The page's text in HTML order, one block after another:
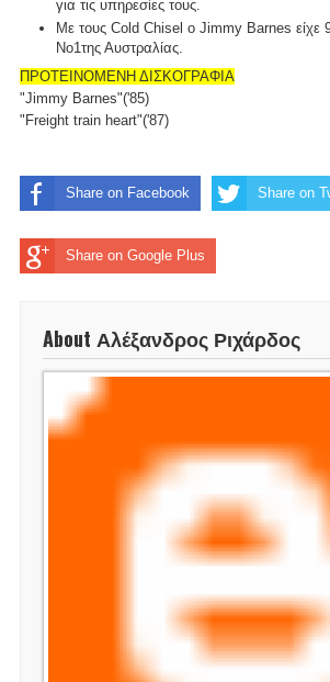
για τις υπηρεσίες τους.
Με τους Cold Chisel ο Jimmy Barnes είχε
Νο1της Αυστραλίας.
ΠΡΟΤΕΙΝΟΜΕΝΗ ΔΙΣΚΟΓΡΑΦΙΑ
"Jimmy Barnes"('85)
"Freight train heart"('87)
Share on Facebook Share on
Share on Google Plus
About Αλέξανδρος Ριχάρδος